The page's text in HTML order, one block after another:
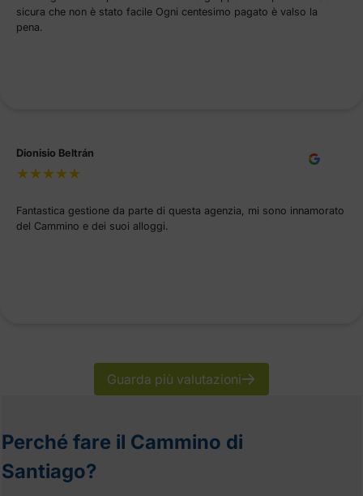
sicura che non è stato facile Ogni centesimo pagato è valso la
pena.
Dionisio Beltrán
Fantastica gestione da parte di questa agenzia, mi sono innamorato
del Cammino e dei suoi alloggi.
Guarda più valutazioni
Perché fare il Cammino di
Santiago?